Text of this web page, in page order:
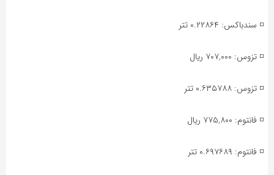
◽️ سندباکس: ۰.۲۲۸۶۴ تتر
◽️ تزوس: ۷۰۷,۰۰۰ ریال
◽️ تزوس: ۰.۶۳۵۷۸۸ تتر
◽️ فانتوم: ۷۷۵,۸۰۰ ریال
◽️ فانتوم: ۰.۶۹۷۶۸۹ تتر